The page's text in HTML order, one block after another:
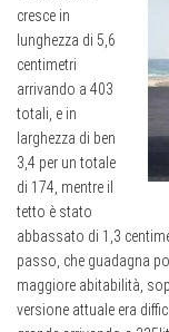
cresce in
lunghezza di 5,6
centimetri
arrivando a 403
totali, e in
larghezza di ben
3,4 per un totale
di 174, mentre il
tetto è stato
abbassato di 1,3
passo, che guadagna
maggiore abitabilità,
versione attuale era